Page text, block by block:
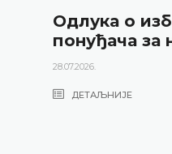
Одлука о
понуђача за
28.07.2026.
ДЕТАЉНИЈЕ